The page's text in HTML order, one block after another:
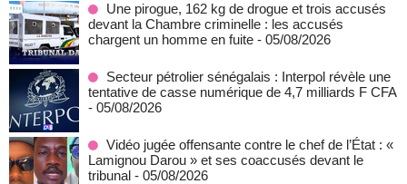
Une pirogue, 162 kg de drogue et trois accusés
devant la Chambre criminelle : les accusés
chargent un homme en fuite - 05/08/2026
Secteur pétrolier sénégalais : Interpol révèle une
tentative de casse numérique de 4,7 milliards F CFA
- 05/08/2026
Vidéo jugée offensante contre le chef de l’État : «
Lamignou Darou » et ses coaccusés devant le
tribunal - 05/08/2026